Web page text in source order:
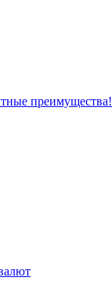
преимущества!